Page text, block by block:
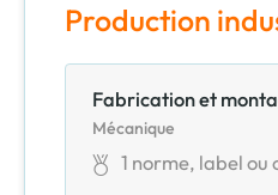
Production
Fabrication et
Mécanique
1 norme, label ou